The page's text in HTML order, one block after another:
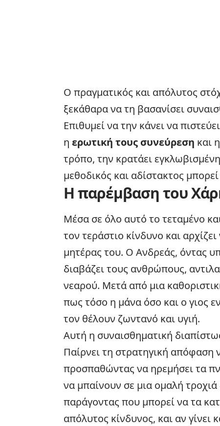
Ο πραγματικός και απόλυτος
ξεκάθαρα να τη βασανίσει
Επιθυμεί να την κάνει να
η ερωτική τους συνεύρεση και
τρόπο, την κρατάει
μεθοδικός και αδίστακτος μπορεί
Η παρέμβαση του
Μέσα σε όλο αυτό το τεταμένο
τον τεράστιο κίνδυνο και
μητέρας του. Ο Ανδρεάς, όντας
διαβάζει τους ανθρώπους,
νεαρού. Μετά από μια
πως τόσο η μάνα όσο και ο γιος
τον θέλουν ζωντανό και υγιή.
Αυτή η συναισθηματική
Παίρνει τη στρατηγική απόφαση
προσπαθώντας να ηρεμήσει τα
να μπαίνουν σε μια ομαλή
παράγοντας που μπορεί να τα
απόλυτος κίνδυνος, και αν